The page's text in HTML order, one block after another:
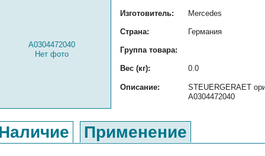
A0304472040
Нет фото
Изготовитель: Mercedes
Страна: Германия
Группа товара:
Вес (кг): 0.0
Описание:
STEUERGERAET
A0304472040
Применение